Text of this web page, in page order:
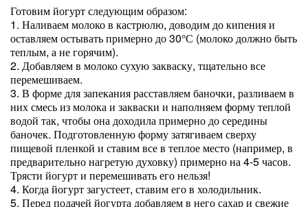
Готовим йогурт следующим образом:
1. Наливаем молоко в кастрюлю, доводим до кипения и
оставляем остывать примерно до 30°С (молоко должно быть
теплым, а не горячим).
2. Добавляем в молоко сухую закваску, тщательно все
перемешиваем.
3. В форме для запекания расставляем баночки, разливаем в
них смесь из молока и закваски и наполняем форму теплой
водой так, чтобы она доходила примерно до середины
баночек. Подготовленную форму затягиваем сверху
пищевой пленкой и ставим все в теплое место (например, в
предварительно нагретую духовку) примерно на 4-5 часов.
Трясти йогурт и перемешивать его нельзя!
4. Когда йогурт загустеет, ставим его в холодильник.
5. Перед подачей йогурта добавляем в него сахар и свежие